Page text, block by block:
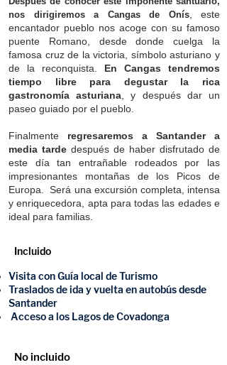
nos dirigiremos a Cangas de Onís, este
encantador pueblo nos acoge con su famoso
puente Romano, desde donde cuelga la
famosa cruz de la victoria, símbolo asturiano y
de la reconquista. En Cangas tendremos
tiempo libre para degustar la rica
gastronomía asturiana , y después dar un
paseo guiado por el pueblo.
Finalmente regresaremos a Santander a
media tarde después de haber disfrutado de
este día tan entrañable rodeados por las
impresionantes montañas de los Picos de
Europa. Será una excursión completa, intensa
y enriquecedora, apta para todas las edades e
ideal para familias.
Incluido
Visita con Guía local de Turismo
Traslados de ida y vuelta en autobús desde
Santander
Acceso a los Lagos de Covadonga
No incluido